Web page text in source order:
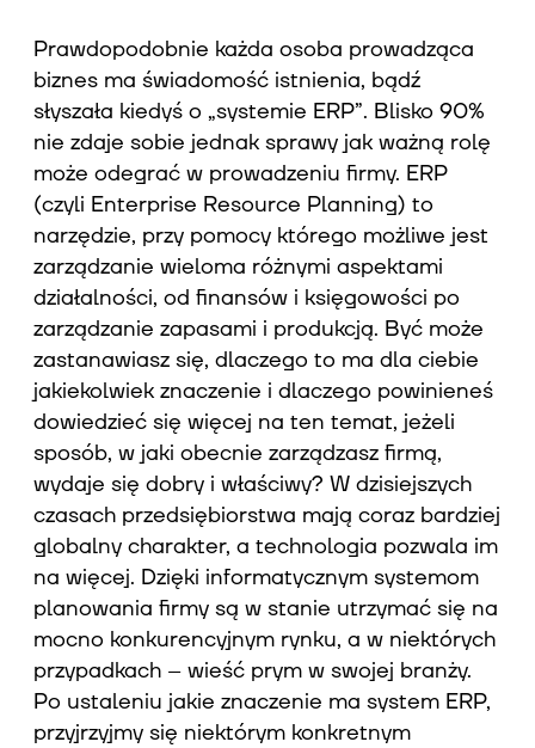
Prawdopodobnie każda osoba prowadząca
biznes ma świadomość istnienia, bądź
słyszała kiedyś o „systemie ERP”. Blisko 90%
nie zdaje sobie jednak sprawy jak ważną rolę
może odegrać w prowadzeniu firmy. ERP
(czyli Enterprise Resource Planning) to
narzędzie, przy pomocy którego możliwe jest
zarządzanie wieloma różnymi aspektami
działalności, od finansów i księgowości po
zarządzanie zapasami i produkcją. Być może
zastanawiasz się, dlaczego to ma dla ciebie
jakiekolwiek znaczenie i dlaczego powinieneś
dowiedzieć się więcej na ten temat, jeżeli
sposób, w jaki obecnie zarządzasz firmą,
wydaje się dobry i właściwy? W dzisiejszych
czasach przedsiębiorstwa mają coraz bardziej
globalny charakter, a technologia pozwala im
na więcej. Dzięki informatycznym systemom
planowania firmy są w stanie utrzymać się na
mocno konkurencyjnym rynku, a w niektórych
przypadkach – wieść prym w swojej branży.
Po ustaleniu jakie znaczenie ma system ERP,
przyjrzyjmy się niektórym konkretnym